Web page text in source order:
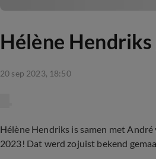
Hélène
20 sep 2023, 18:50
Hélène Hendriks is samen met
2023! Dat werd zojuist bekend